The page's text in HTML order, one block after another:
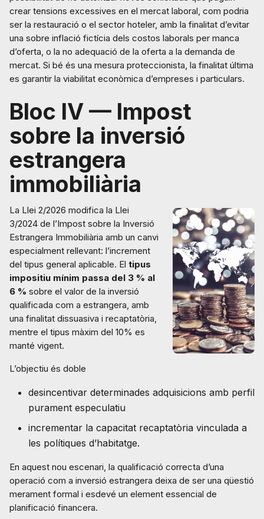
crear tensions excessives en el mercat laboral, com podria
ser la restauració o el sector hoteler, amb la finalitat d’evitar
una sobre inflació fictícia dels costos laborals per manca
d’oferta, o la no adequació de la oferta a la demanda de
mercat. Si bé és una mesura proteccionista, la finalitat última
es garantir la viabilitat econòmica d’empreses i particulars.
Bloc IV — Impost
sobre la inversió
estrangera
immobiliària
La Llei 2/2026 modifica la Llei
3/2024 de l’Impost sobre la Inversió
Estrangera Immobiliària amb un canvi
especialment rellevant: l’increment
del tipus general aplicable. El tipus
impositiu mínim passa del 3 % al
6 % sobre el valor de la inversió
qualificada com a estrangera, amb
una finalitat dissuasiva i recaptatòria,
mentre el tipus màxim del 10% es
manté vigent.
L’objectiu és doble
desincentivar determinades adquisicions amb perfil
purament especulatiu
incrementar la capacitat recaptatòria vinculada a
les polítiques d’habitatge.
En aquest nou escenari, la qualificació correcta d’una
operació com a inversió estrangera deixa de ser una qüestió
merament formal i esdevé un element essencial de
planificació financera.